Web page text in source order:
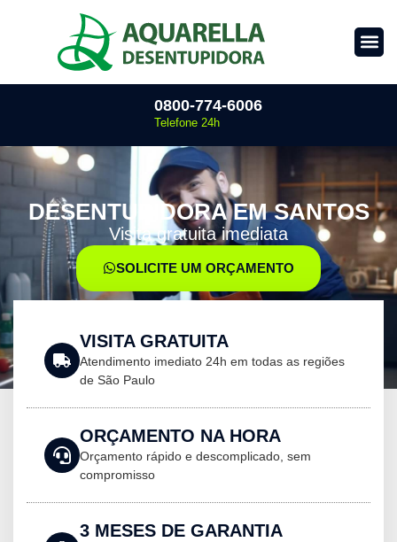
0800-774-6006
Telefone 24h
DESENTUPIDORA EM SANTOS
Visita gratuita imediata
SOLICITE UM ORÇAMENTO
VISITA GRATUITA
Atendimento imediato 24h em todas as regiões
de São Paulo
ORÇAMENTO NA HORA
Orçamento rápido e descomplicado, sem
compromisso
3 MESES DE GARANTIA